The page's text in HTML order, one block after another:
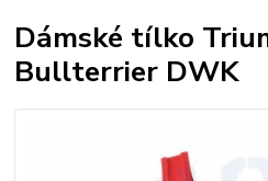
Dámské tílko
Bullterrier DWK